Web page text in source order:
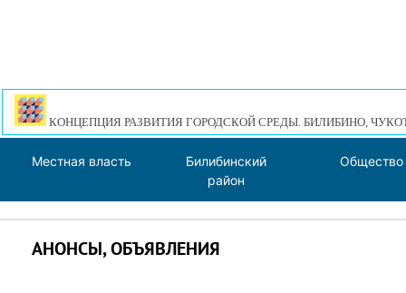
КОНЦЕПЦИЯ РАЗВИТИЯ ГОРОДСКОЙ СРЕДЫ. БИЛИБИНО,
Местная власть
Билибинский
район
Общество
АНОНСЫ, ОБЪЯВЛЕНИЯ